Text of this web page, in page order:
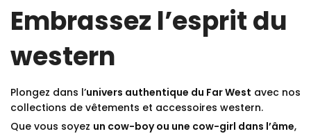
Embrassez l’esprit du
western
Plongez dans l’univers authentique du Far West avec nos
collections de vêtements et accessoires western.
Que vous soyez un cow-boy ou une cow-girl dans l’âme,